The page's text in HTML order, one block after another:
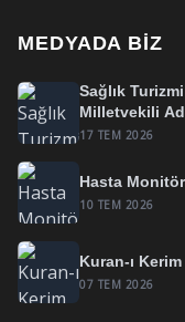
MEDYADA BIZ
Sağlık Turizmi
Milletvekili
17 TEM 2026
Hasta Monitör
10 TEM 2026
Kuran-ı
07 TEM 2026